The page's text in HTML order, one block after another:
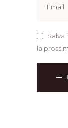
Salva
la